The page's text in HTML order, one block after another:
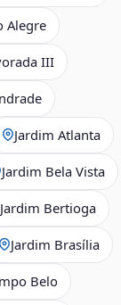
Alegre
III
Jardim Atlanta
Jardim Bela Vista
Jardim Bertioga
Jardim Brasília
Belo